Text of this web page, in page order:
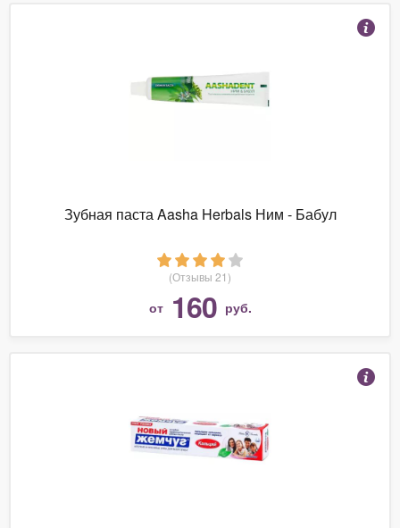
Зубная паста Aasha Herbals Ним - Бабул
(Отзывы 21)
от 160 руб.